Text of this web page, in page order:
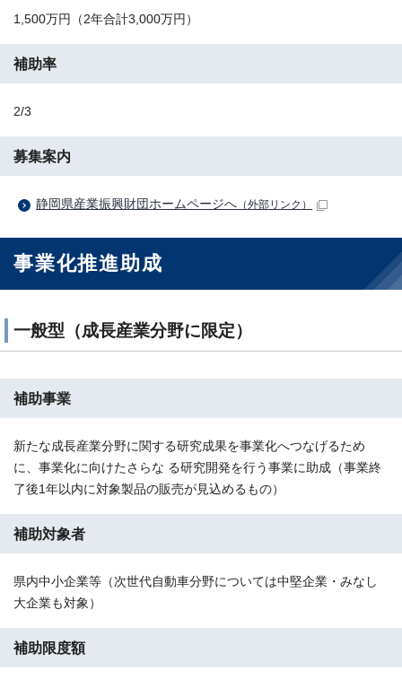
1,500万円（2年合計3,000万円）
補助率
2/3
募集案内
静岡県産業振興財団ホームページへ （外部リンク）
事業化推進助成
一般型（成長産業分野に限定）
補助事業
新たな成長産業分野に関する研究成果を事業化へつなげるため
に、事業化に向けたさらな る研究開発を行う事業に助成（事業終
了後1年以内に対象製品の販売が見込めるもの）
補助対象者
県内中小企業等（次世代自動車分野については中堅企業・みなし
大企業も対象）
補助限度額